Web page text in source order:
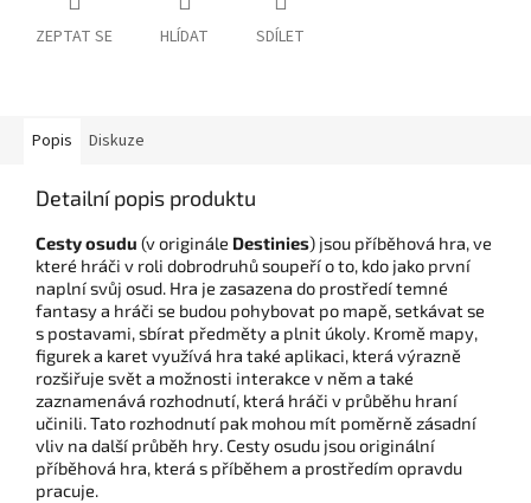
ZEPTAT SE HLÍDAT SDÍLET
Popis Diskuze
Detailní popis produktu
Cesty osudu (v originále Destinies) jsou příběhová hra, ve
které hráči v roli dobrodruhů soupeří o to, kdo jako první
naplní svůj osud. Hra je zasazena do prostředí temné
fantasy a hráči se budou pohybovat po mapě, setkávat se
s postavami, sbírat předměty a plnit úkoly. Kromě mapy,
figurek a karet využívá hra také aplikaci, která výrazně
rozšiřuje svět a možnosti interakce v něm a také
zaznamenává rozhodnutí, která hráči v průběhu hraní
učinili. Tato rozhodnutí pak mohou mít poměrně zásadní
vliv na další průběh hry. Cesty osudu jsou originální
příběhová hra, která s příběhem a prostředím opravdu
pracuje.